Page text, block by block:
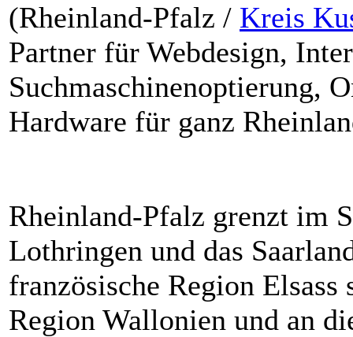
(Rheinland-Pfalz / Kreis
Partner für Webdesign,
Suchmaschinenoptierung,
Hardware für ganz
Rheinland-Pfalz grenzt im
Lothringen und das
französische Region
Region Wallonien und an